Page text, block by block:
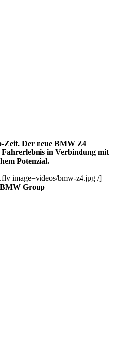
Zeit. Der neue BMW Z4
Fahrerlebnis in Verbindung mit
Potenzial.
image=videos/bmw-z4.jpg /]
Group